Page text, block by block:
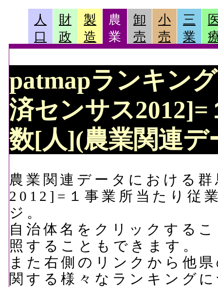
人
口
財
政
製
造
農
業
卸
売
小
売
三
業
patmapランキン
済センサス
数[人](農業関連デ
農業関連データにおける
2012]=１事業所当たり従
ジ。
自治体名をクリックする
照することもできます。
また右側のリンクから他
関する様々なランキング